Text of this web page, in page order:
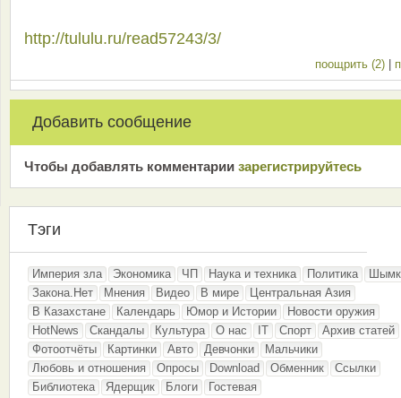
http://tululu.ru/read57243/3/
поощрить (2)
Добавить сообщение
Чтобы добавлять комментарии зарeгиcтрирyйтeсь
Тэги
Империя зла Экономика ЧП Наука и техника Политика
Закона.Нет
Мнения Видео В мире
Центральная Азия
В Казахстане
Календарь Юмор и Истории
Новости оружия
HotNews
Скандалы Культура О нас IT Спорт
Архив статей
Фотоотчёты
Картинки Авто Девчонки
Мальчики
Любовь и отношения
Опросы Download Обменник
Ссылки
Библиотека
Ядерщик Блоги Гостевая